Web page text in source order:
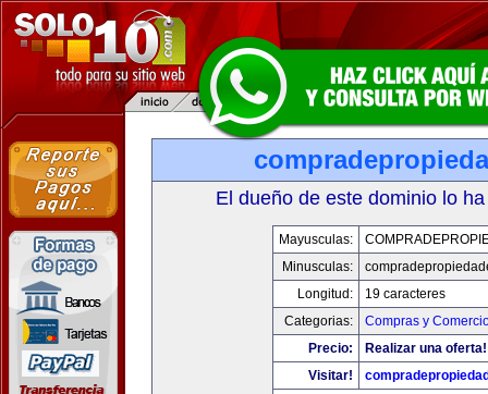
El dueño de este dominio lo
Mayusculas:
Minusculas:
Longitud:
19 caracteres
Categorias:
Compras y
Precio:
Realizar una oferta!
Visitar!